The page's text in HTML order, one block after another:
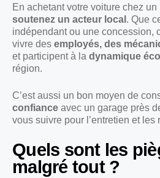
En achetant votre voiture chez
soutenez un acteur local . Que
indépendant ou une concession,
vivre des employés, des
et participent à la dynamique
région.
C’est aussi un bon moyen de
confiance avec un garage près
vous suivre pour l’entretien et les
Quels sont les
malgré tout ?